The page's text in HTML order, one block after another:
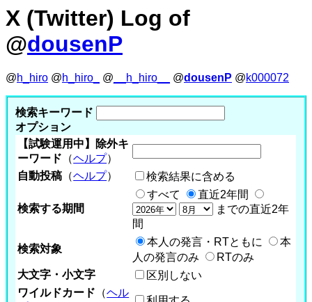
X (Twitter) Log of
@dousenP
@h_hiro @h_hiro_ @ __h_hiro__ @dousenP @k000072
検索キーワード
オプション
【試験運用中】除外キ
ーワード （ヘルプ）
自動投稿 （ヘルプ） 検索結果に含める
検索する期間
すべて
直近2年間
までの直近2年
間
検索対象
本人の発言・RTともに
本
人の発言のみ
RTのみ
大文字・小文字
区別しない
ワイルドカード （ヘル